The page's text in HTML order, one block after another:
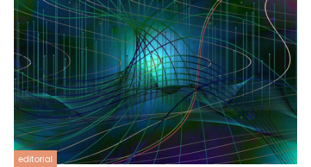
editorial